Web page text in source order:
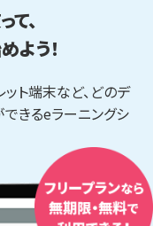
、
よう！
ト端末など、どのデ
きるeラーニングシ